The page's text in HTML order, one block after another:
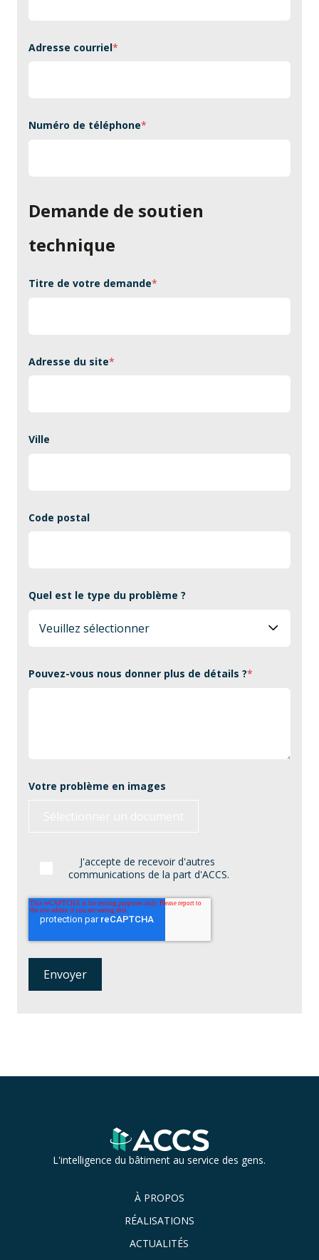
Adresse courriel*
Numéro de téléphone*
Demande de soutien
technique
Titre de votre demande*
Adresse du site*
Ville
Code postal
Quel est le type du problème ?
Pouvez-vous nous donner plus de détails ?*
Votre problème en images
J'accepte de recevoir d'autres
communications de la part d'ACCS.
L'intelligence du bâtiment au service des gens.
À PROPOS
RÉALISATIONS
ACTUALITÉS